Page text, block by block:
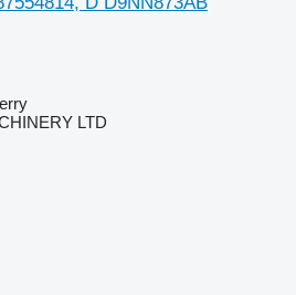
LTD